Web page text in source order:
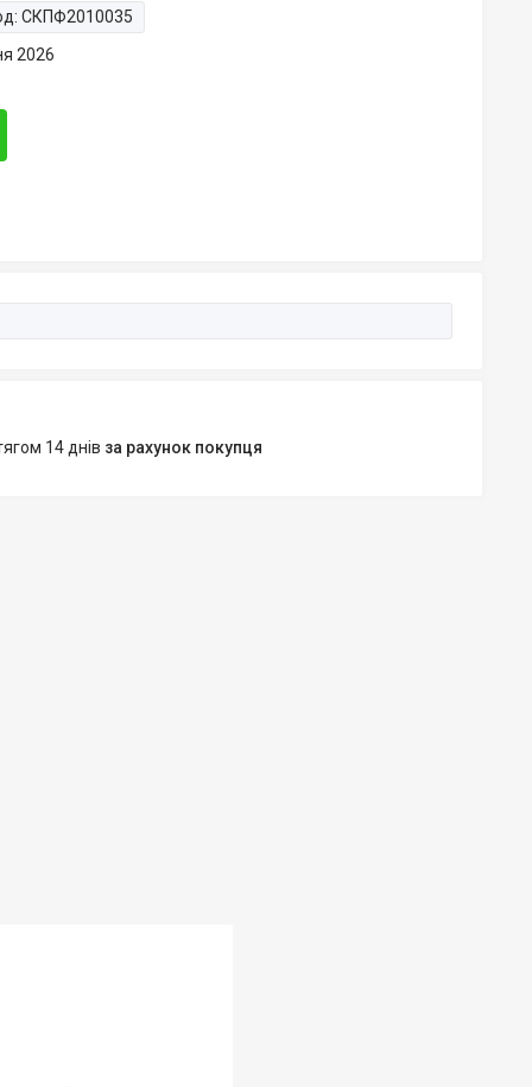
СКПФ2010035
2026
14 днів за рахунок покупця